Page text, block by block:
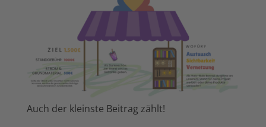
Auch der kleinste Beitrag zählt!